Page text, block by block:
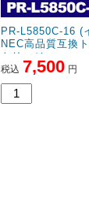
PR-L5850C-16 (
NEC高品質互換ト
トリッジ
税込 7,500 円